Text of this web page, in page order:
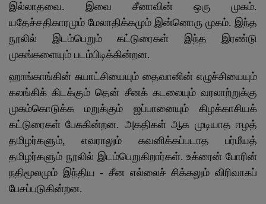
இல்லாதவை. இவை சீனாவின் ஒரு முகம்.
யதேச்சதிகாரமும் மேலாதிக்கமும் இன்னொரு முகம். இந்த
நூலில் இடம்பெறும் கட்டுரைகள் இந்த இரண்டு
முகங்களையும் படம்பிடிக்கின்றன.
ஹாங்காங்கின் சுயாட்சியையும் தைவானின் எழுச்சியையும்
கலங்கிக் கிடக்கும் தென் சீனக் கடலையும் வரலாற்றுக்கு
முகம்கொடுக்க மறுக்கும் ஜப்பானையும் கிழக்காசியக்
கட்டுரைகள் பேசுகின்றன. அகதிகள் ஆக முடியாத ஈழத்
தமிழர்களும், எவராலும் கவனிக்கப்படாத பர்மீயத்
தமிழர்களும் நூலில் இடம்பெறுகிறார்கள். உக்ரைன் போரின்
நதிமூலமும் இந்திய - சீன எல்லைச் சிக்கலும் விரிவாகப்
பேசப்படுகின்றன.